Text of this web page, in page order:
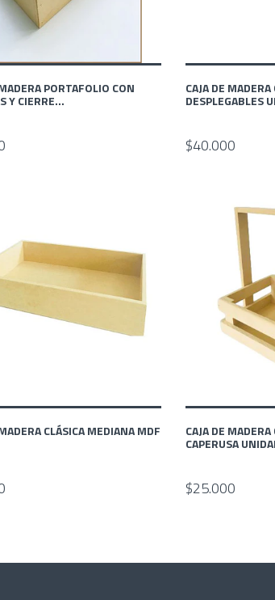
PORTAFOLIO CON
Y CIERRE...
CAJA DE
DESPLEGABLES
$40.000
CLÁSICA MEDIANA MDF CAJA DE
CAPERUSA
$25.000